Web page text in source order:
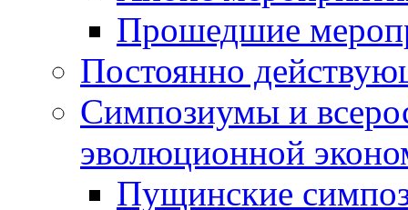
Прошедшие
Постоянно
Симпозиумы и
эволюционной
Пущинские